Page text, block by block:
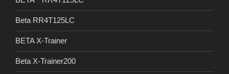
Beta RR4T125LC
BETA X-Trainer
Beta X-Trainer200